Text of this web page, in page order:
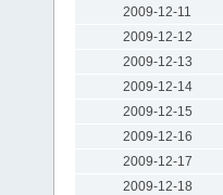
2009-12-11
2009-12-12
2009-12-13
2009-12-14
2009-12-15
2009-12-16
2009-12-17
2009-12-18